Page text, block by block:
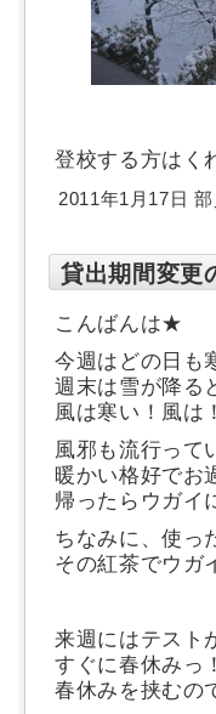
登校する方はく
2011年1月17日
貸出期間変更
こんばんは★
今週はどの日も
週末は雪が降る
風は寒い！風は！
風邪も流行って
暖かい格好でお
帰ったらウガイ
ちなみに、使っ
その紅茶でウガ
来週にはテスト
すぐに春休みっ
春休みを挟むの